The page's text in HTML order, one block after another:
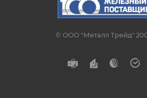
© ООО "Металл Трейд"